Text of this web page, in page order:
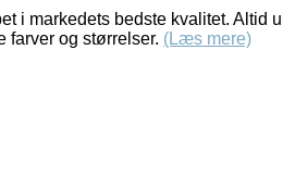
i markedets bedste kvalitet. Altid
farver og størrelser. (Læs mere)